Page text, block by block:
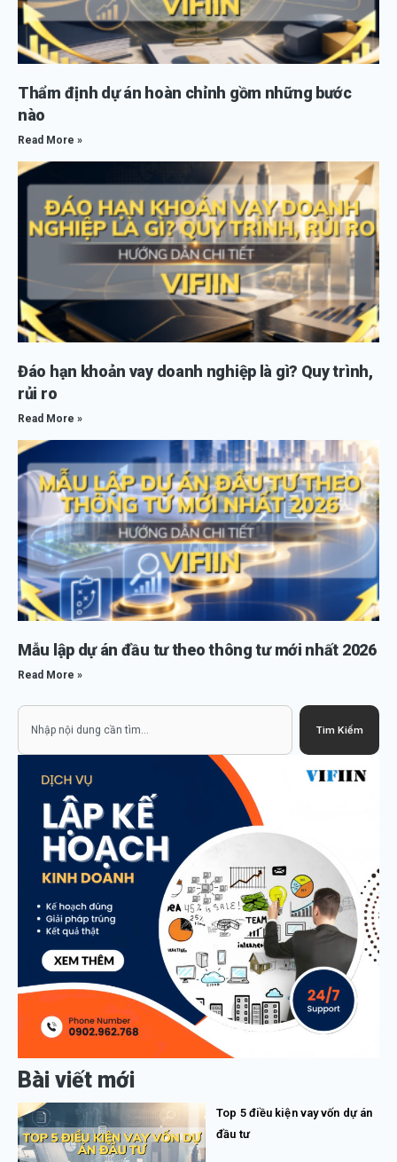
Thẩm định dự án hoàn chỉnh gồm những bước
nào
Read More »
Đáo hạn khoản vay doanh nghiệp là gì? Quy trình,
rủi ro
Read More »
Mẫu lập dự án đầu tư theo thông tư mới nhất 2026
Read More »
Tìm Kiếm
Bài viết mới
Top 5 điều kiện vay vốn dự án
đầu tư